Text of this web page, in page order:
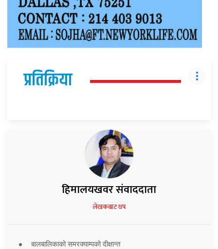
प्रतिक्रिया
हिमालयखवर संवाददाता
लेखकबाट थप
बालबालिकाको समरक्याम्पको दीक्षान्त